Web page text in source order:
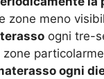
zone meno
ogni tre-
ogni